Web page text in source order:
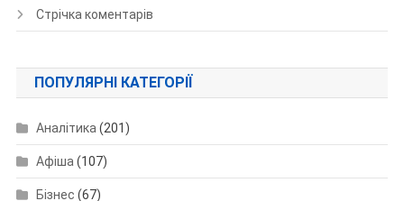
Стрічка коментарів
ПОПУЛЯРНІ КАТЕГОРІЇ
Аналітика (201)
Афіша (107)
Бізнес (67)